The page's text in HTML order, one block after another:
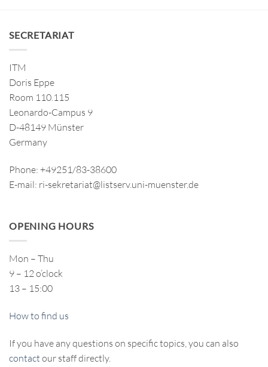
SECRETARIAT
ITM
Doris Eppe
Room 110.115
Leonardo-Campus 9
D-48149 Münster
Germany
Phone: +49251/83-38600
E-mail: ri-sekretariat@listserv.uni-muenster.de
OPENING HOURS
Mon – Thu
9 – 12 o’clock
13 – 15:00
How to find us
If you have any questions on specific topics, you can also
contact our staff directly.